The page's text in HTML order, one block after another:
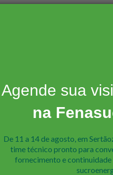
Agende sua
na
De 11 a 14 de agosto, em
time técnico pr onto para
fornecimento e
antes de se romper.
de deformação.
carga e deformam antes de
abruptas.
a pancada” com